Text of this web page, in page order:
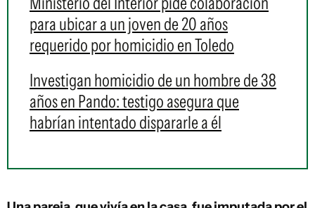
para ubicar a un joven de 20 años
requerido por homicidio en Toledo
Investigan homicidio de un hombre de 38
años en Pando: testigo asegura que
habrían intentado dispararle a él